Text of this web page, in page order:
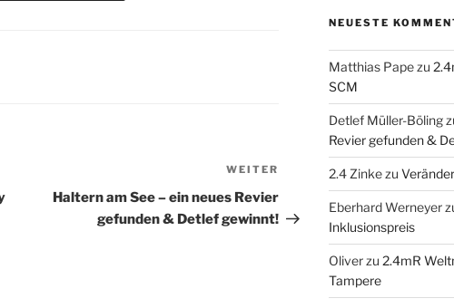
Nächster
Beitrag
WEITER
Haltern am See – ein neues Revier
gefunden & Detlef gewinnt!
NEUESTE
Matthias Papezu
SCM
Detlef Müller-Böling
Revier gefunden &
2.4 Zinkezu
Eberhard Werneyer
Inklusionspreis
Oliverzu 2.4mR
Tampere